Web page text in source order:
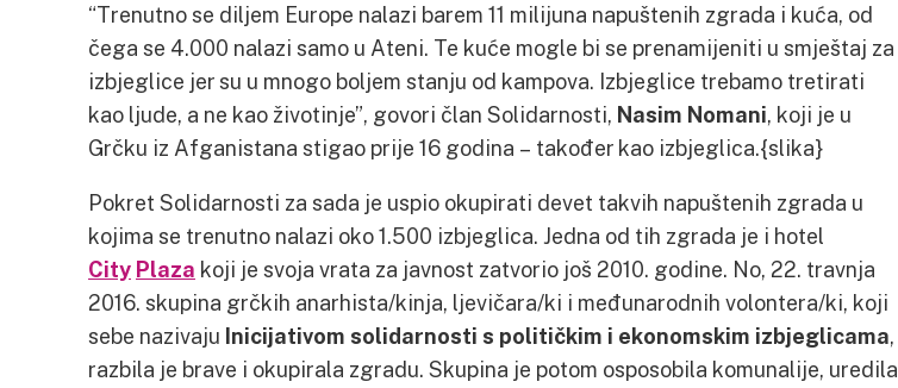
“Trenutno se diljem Europe nalazi barem 11 milijuna napuštenih zgrada i kuća, od
čega se 4.000 nalazi samo u Ateni. Te kuće mogle bi se prenamijeniti u smještaj za
izbjeglice jer su u mnogo boljem stanju od kampova. Izbjeglice trebamo tretirati
kao ljude, a ne kao životinje”, govori član Solidarnosti, Nasim Nomani, koji je u
Grčku iz Afganistana stigao prije 16 godina – također kao izbjeglica.{slika}
Pokret Solidarnosti za sada je uspio okupirati devet takvih napuštenih zgrada u
kojima se trenutno nalazi oko 1.500 izbjeglica. Jedna od tih zgrada je i hotel
City Plaza koji je svoja vrata za javnost zatvorio još 2010. godine. No, 22. travnja
2016. skupina grčkih anarhista/kinja, ljevičara/ki i međunarodnih volontera/ki, koji
sebe nazivaju Inicijativom solidarnosti s političkim i ekonomskim izbjeglicama,
razbila je brave i okupirala zgradu. Skupina je potom osposobila komunalije, uredila